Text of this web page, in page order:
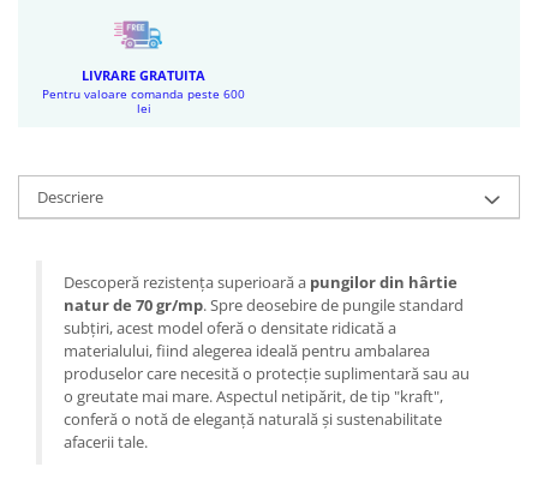
LIVRARE GRATUITA
Pentru valoare comanda peste 600
lei
Descriere
Descoperă rezistența superioară a pungilor din hârtie
natur de 70 gr/mp. Spre deosebire de pungile standard
subțiri, acest model oferă o densitate ridicată a
materialului, fiind alegerea ideală pentru ambalarea
produselor care necesită o protecție suplimentară sau au
o greutate mai mare. Aspectul netipărit, de tip "kraft",
conferă o notă de eleganță naturală și sustenabilitate
afacerii tale.